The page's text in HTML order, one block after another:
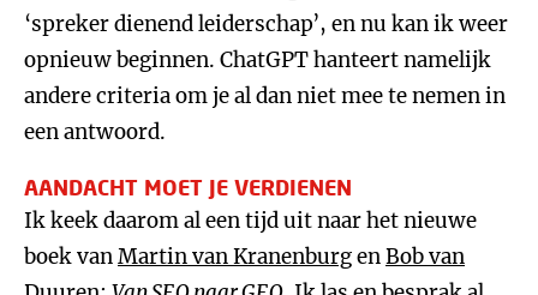
‘spreker dienend leiderschap’, en nu kan ik weer
opnieuw beginnen. ChatGPT hanteert namelijk
andere criteria om je al dan niet mee te nemen in
een antwoord.
AANDACHT MOET JE VERDIENEN
Ik keek daarom al een tijd uit naar het nieuwe
boek vanMartin van KranenburgenBob van